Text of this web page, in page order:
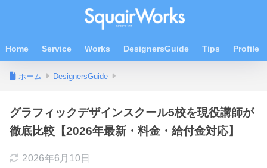
Home Service Works DesignersGuide Tips Profile
ホーム DesignersGuide
グラフィックデザインスクール5校を現役講師が
徹底比較【2026年最新・料金・給付金対応】
2026年6月10日